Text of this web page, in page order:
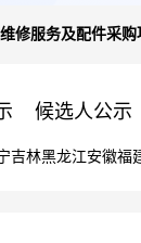
修服务及配件采
候选人公示
吉林黑龙江安徽福